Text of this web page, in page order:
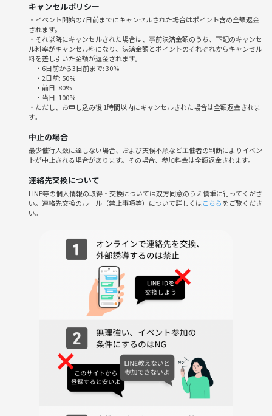
キャンセルポリシー
・イベント開始の7日前までにキャンセルされた場合はポイント含め全額返金
されます。
・それ以降にキャンセルされた場合は、事前決済金額のうち、下記のキャンセ
ル料率がキャンセル料になり、決済金額とポイントのそれぞれからキャンセル
料を差し引いた金額が返金されます。
・6日前から3日前まで: 30%
・2日前: 50%
・前日: 80%
・当日: 100%
・ただし、お申し込み後 1時間以内にキャンセルされた場合は全額返金されま
す。
中止の場合
最少催行人数に達しない場合、および天候不順など主催者の判断によりイベン
トが中止される場合があります。その場合、参加料金は全額返金されます。
連絡先交換について
LINE等の個人情報の取得・交換については双方同意のうえ慎重に行ってくださ
い。連絡先交換のルール（禁止事項等）について詳しくはこちらをご覧くださ
い。